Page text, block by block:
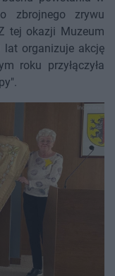
zbrojnego zrywu
tej okazji Muzeum
organizuje akcję
roku przyłączyła